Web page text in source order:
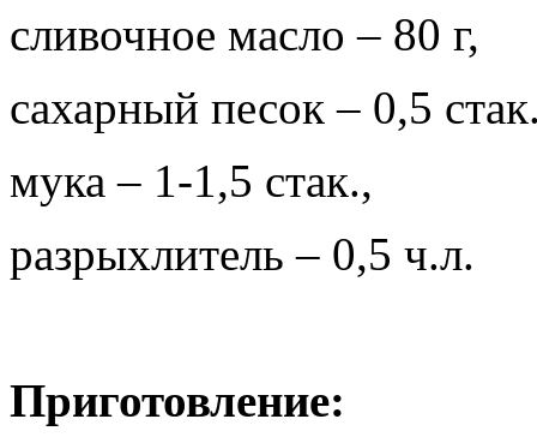
сливочное масло – 80 г,
сахарный песок – 0,5
мука – 1-1,5 стак.,
разрыхлитель – 0,5 ч.л.
Приготовление: